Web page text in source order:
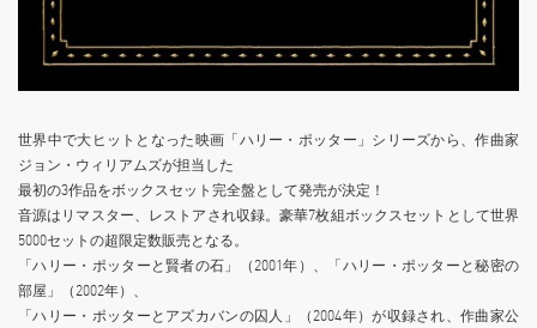
世界中で大ヒットとなった映画「ハリー・ポッター」シリーズから、作曲家
ジョン・ウィリアムズが担当した
最初の3作品をボックスセット完全盤として発売が決定！
音源はリマスター、レストアされ収録。豪華7枚組ボックスセットとして世界
5000セットの超限定数販売となる。
「ハリー・ポッターと賢者の石」（2001年）、「ハリー・ポッターと秘密の
部屋」（2002年）、
「ハリー・ポッターとアズカバンの囚人」（2004年）が収録され、作曲家公